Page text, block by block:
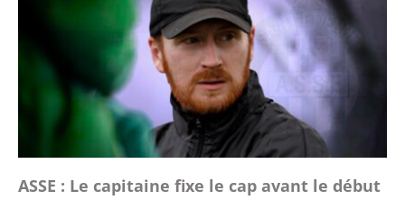
ASSE : Le capitaine fixe le cap avant le début